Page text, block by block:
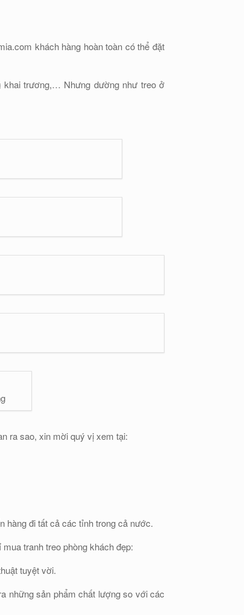
khách hàng hoàn toàn có thể đặt
khai trương,… Nhưng dường như treo ở
ra sao, xin mời quý vị xem tại:
hàng đi tất cả các tỉnh trong cả nước.
tranh treo phòng khách đẹp:
tuyệt vời.
những sản phẩm chất lượng so với các